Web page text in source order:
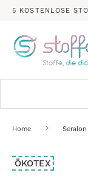
5 KOSTENLOSE
Home
Zum
Ende
ÖKOTEX